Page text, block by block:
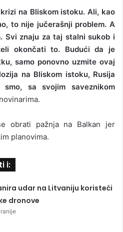
na Bliskom istoku. Ali, kao
to nije jučerašnji problem. A
Svi znaju za taj stalni sukob i
okončati to. Budući da je
samo ponovno uzmite ovaj
na Bliskom istoku, Rusija
sa svojim saveznikom
obrati pažnja na Balkan jer
planovima.
i:
udar na Litvaniju koristeći
dronove